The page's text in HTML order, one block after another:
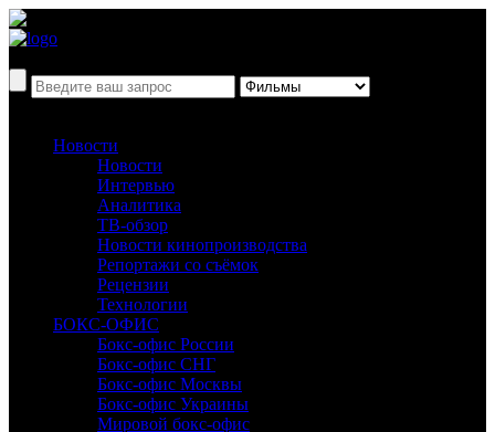
Новости
Новости
Интервью
Аналитика
ТВ-обзор
Новости кинопроизводства
Репортажи со съёмок
Рецензии
Технологии
БОКС-ОФИС
Бокс-офис России
Бокс-офис СНГ
Бокс-офис Москвы
Бокс-офис Украины
Мировой бокс-офис